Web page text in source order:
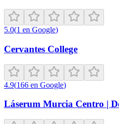
5.0(1 en Google)
Cervantes College
4.9(166 en Google)
Láserum Murcia Centro |